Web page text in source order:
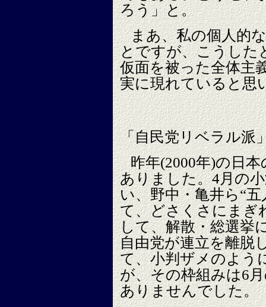
ろう」と。
まあ、私の個人的
とですが、こうした
仮面を被った全体主
実に現れていると思
「自民党リベラル派
昨年(2000年)の日
ありました。4月の
い、野中・亀井ら“
て、どさくさにまぎ
して、解散・総選挙
自由党が連立を離脱
て、小判ザメのよう
が、その枠組みは6
ありませんでした。